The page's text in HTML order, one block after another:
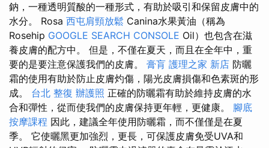
鈉，一種透明質酸的一種形式，有助於吸引和保留皮膚中的
水分。 Rosa 西屯肩頸放鬆 Canina水果黃油（稱為
Rosehip GOOGLE SEARCH CONSOLE Oil）也包含在滋
養皮膚的配方中。 但是，不僅在夏天，而且在全年中，重
要的是要注意保護我們的皮膚。 膏肓 護理之家 新店 防曬
霜的使用有助於防止皮膚灼傷，陽光皮膚損傷和色素斑的形
成。 台北 整復 辦護照 正確的防曬霜有助於維持皮膚的水
合和彈性，從而使我們的皮膚保持更年輕，更健康。 腳底
按摩課程 因此，建議全年使用防曬霜，而不僅僅是在夏
季。 它使曬黑更加強烈，更長，可保護皮膚免受UVA和